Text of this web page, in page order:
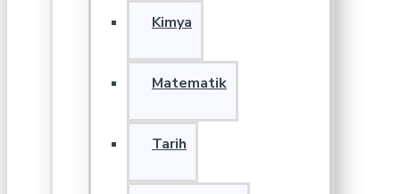
Kimya
Matematik
Tarih